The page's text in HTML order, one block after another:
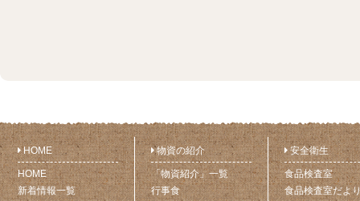
HOME
HOME
新着情報一覧
物資の紹介
「物資紹介」一覧
行事食
安全衛生
食品検査室
食品検査室だよ